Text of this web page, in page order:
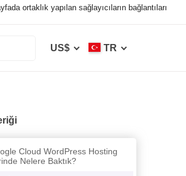
ortaklık yapılan sağlayıcıların bağlantıları
US$ TR
Cloud WordPress Hosting
Nelere Baktık?